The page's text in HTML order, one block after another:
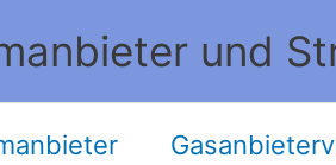
und